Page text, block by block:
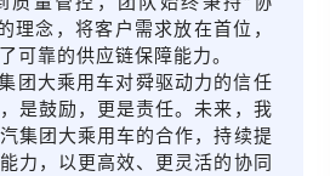
理念，将客户需求放在首位，
可靠的供应链保障能力。
团大乘用车对舜驱动力的信任
是鼓励，更是责任。未来，我
集团大乘用车的合作，持续提
力，以更高效、更灵活的协同